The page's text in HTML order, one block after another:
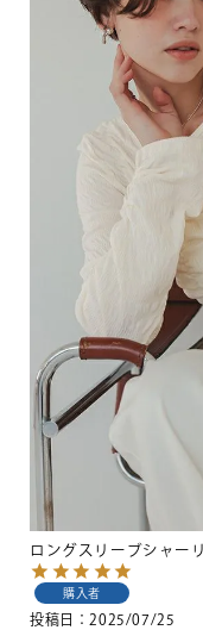
ロングスリーブシャー
購入者
投稿日 2025/07/25